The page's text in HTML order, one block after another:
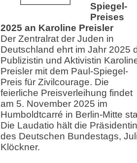
Spiegel-
Preises
2025 an Karoline Preisler
Der Zentralrat der Juden in
Deutschland ehrt im Jahr 2025
Publizistin und Aktivistin
Preisler mit dem Paul-Spiegel-
Preis für Zivilcourage. Die
feierliche Preisverleihung findet
am 5. November 2025 im
Humboldtcarré in Berlin-Mitte
Die Laudatio hält die Präsidentin
des Deutschen Bundestags,
Klöckner.